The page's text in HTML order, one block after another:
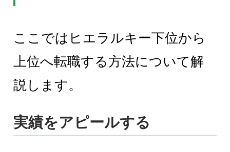
ここではヒエラルキー下位から
上位へ転職する方法について解
説します。
実績をアピールする